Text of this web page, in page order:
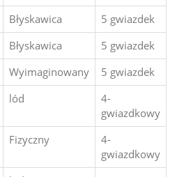
Błyskawica
5 gwiazdek
Błyskawica
5 gwiazdek
Wyimaginowany
5 gwiazdek
lód
4-
gwiazdkowy
Fizyczny
4-
gwiazdkowy